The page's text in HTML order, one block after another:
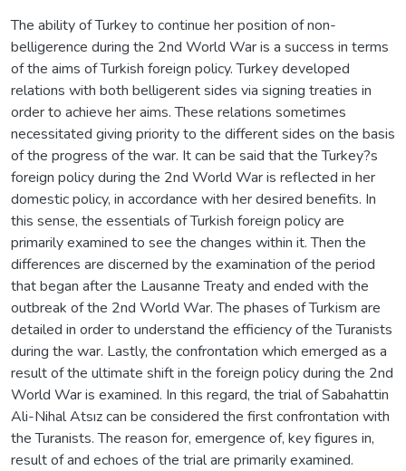
The ability of Turkey to continue her position of non-
belligerence during the 2nd World War is a success in terms
of the aims of Turkish foreign policy. Turkey developed
relations with both belligerent sides via signing treaties in
order to achieve her aims. These relations sometimes
necessitated giving priority to the different sides on the basis
of the progress of the war. It can be said that the Turkey?s
foreign policy during the 2nd World War is reflected in her
domestic policy, in accordance with her desired benefits. In
this sense, the essentials of Turkish foreign policy are
primarily examined to see the changes within it. Then the
differences are discerned by the examination of the period
that began after the Lausanne Treaty and ended with the
outbreak of the 2nd World War. The phases of Turkism are
detailed in order to understand the efficiency of the Turanists
during the war. Lastly, the confrontation which emerged as a
result of the ultimate shift in the foreign policy during the 2nd
World War is examined. In this regard, the trial of Sabahattin
Ali-Nihal Atsız can be considered the first confrontation with
the Turanists. The reason for, emergence of, key figures in,
result of and echoes of the trial are primarily examined.